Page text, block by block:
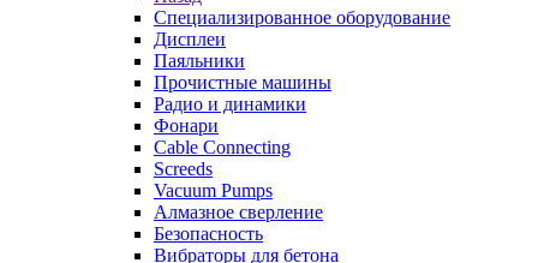
Специализированное оборудование
Дисплеи
Паяльники
Прочистные машины
Радио и динамики
Фонари
Cable Connecting
Screeds
Vacuum Pumps
Алмазное сверление
Безопасность
Вибраторы для бетона